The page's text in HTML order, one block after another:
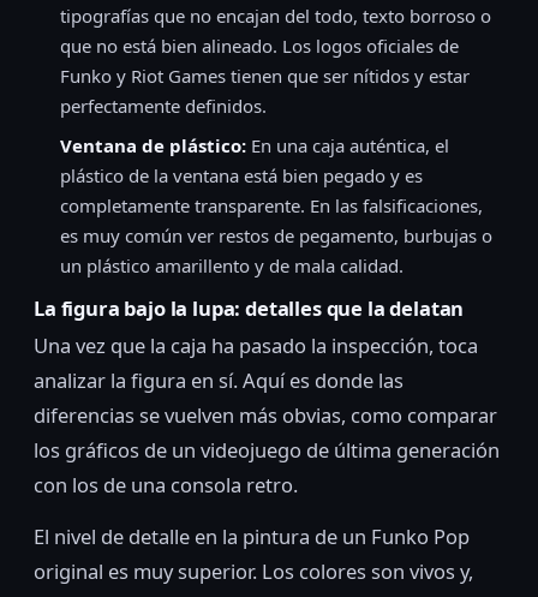
tipografías que no encajan del todo, texto borroso o
que no está bien alineado. Los logos oficiales de
Funko y Riot Games tienen que ser nítidos y estar
perfectamente definidos.
Ventana de plástico: En una caja auténtica, el
plástico de la ventana está bien pegado y es
completamente transparente. En las falsificaciones,
es muy común ver restos de pegamento, burbujas o
un plástico amarillento y de mala calidad.
La figura bajo la lupa: detalles que la delatan
Una vez que la caja ha pasado la inspección, toca
analizar la figura en sí. Aquí es donde las
diferencias se vuelven más obvias, como comparar
los gráficos de un videojuego de última generación
con los de una consola retro.
El nivel de detalle en la pintura de un Funko Pop
original es muy superior. Los colores son vivos y,